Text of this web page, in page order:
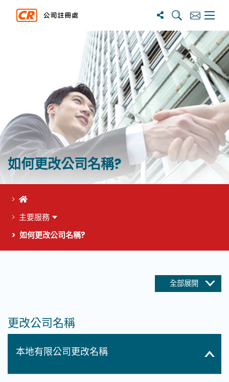
搜寻 订阅主选
如何更改公司名稱?
首頁
主要服務
如何更改公司名稱?
全部展開
更改公司名稱
本地有限公司更改名稱